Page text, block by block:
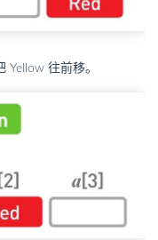
Yellow 往前移。